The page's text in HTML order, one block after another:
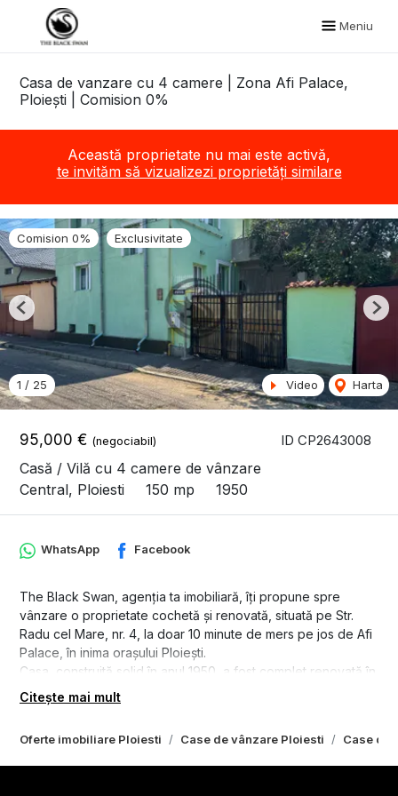
Meniu
Casa de vanzare cu 4 camere | Zona Afi Palace,
Ploiești | Comision 0%
Această proprietate nu mai este activă,
te invităm să vizualizezi proprietăți similare
ID CP2643008
95,000 € (negociabil)
Casă / Vilă cu 4 camere de vânzare
Central, Ploiesti
150 mp 1950
Comision 0% Exclusivitate
1 / 25 Video Harta
Previous
Oferte imobiliare Ploiesti Case de vânzare Ploiesti Case de
WhatsApp Facebook
The Black Swan, agenția ta imobiliară, îți propune spre
vânzare o proprietate cochetă și renovată, situată pe Str.
Radu cel Mare, nr. 4, la doar 10 minute de mers pe jos de Afi
Palace, în inima orașului Ploiești.
Casa, construită solid în anul 1950, a fost complet renovată în
2020, păstrând caracterul său clasic, dar integrând totodată
confortul modern. Cu o suprafață construită de 150 mp și o
pe un teren de 89 mp, perfect organizat pentru o viață
urbană eficientă.
Citește mai mult